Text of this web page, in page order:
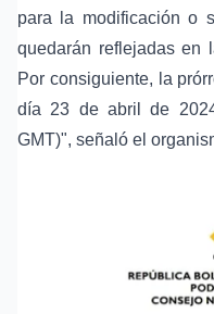
para la modificación o
quedarán reflejadas en
Por consiguiente, la
día 23 de abril de
GMT)", señaló el